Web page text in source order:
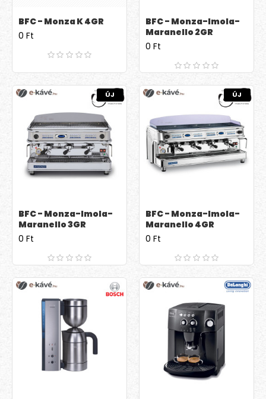
BFC - Monza K 4GR
0 Ft
BFC - Monza-Imola-
Maranello 2GR
0 Ft
ÚJ
BFC - Monza-Imola-
Maranello 3GR
0 Ft
ÚJ
BFC - Monza-Imola-
Maranello 4GR
0 Ft